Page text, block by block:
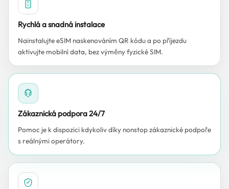
Rychlá a snadná instalace
Nainstalujte eSIM naskenováním QR kódu a po příjezdu
aktivujte mobilní data, bez výměny fyzické SIM.
Zákaznická podpora 24/7
Pomoc je k dispozici kdykoliv díky nonstop zákaznické podpoře
s reálnými operátory.